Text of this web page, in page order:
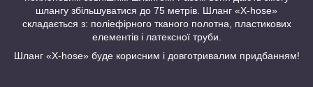
шлангу збільшуватися до 75 метрів. Шланг «X-hose»
складається з: поліефірного тканого полотна, пластикових
елементів і латексної труби.
Шланг «X-hose» буде корисним і довготривалим придбанням!